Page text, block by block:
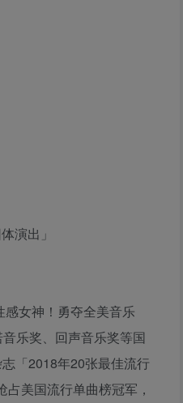
演出」
女神！勇夺全美音乐
乐奖、回声音乐奖等国
「2018年20张最佳流行
美国流行单曲榜冠军，